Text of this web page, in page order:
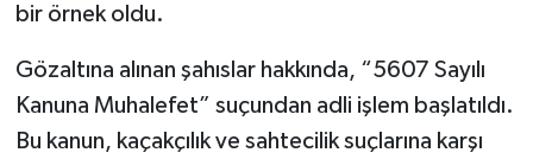
bir örnek oldu.
Gözaltına alınan şahıslar hakkında, “5607 Sayılı
Kanuna Muhalefet” suçundan adli işlem başlatıldı.
Bu kanun, kaçakçılık ve sahtecilik suçlarına karşı